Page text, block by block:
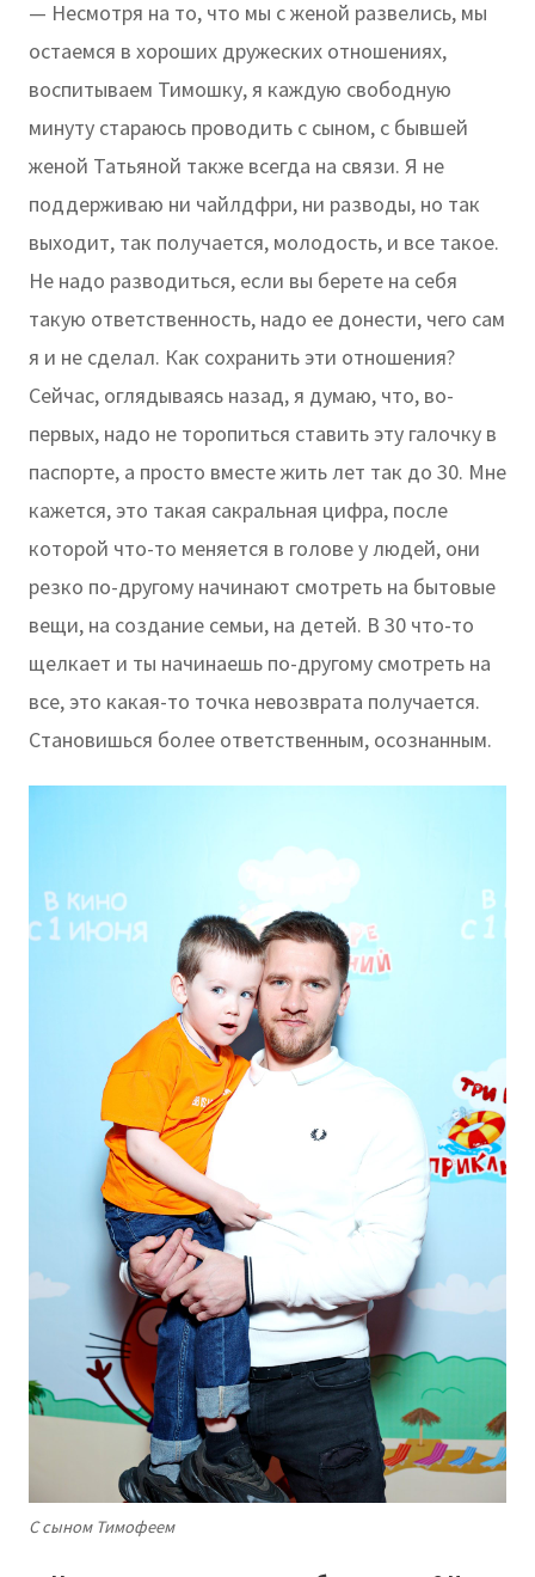
— Несмотря на то, что мы с женой развелись, мы
остаемся в хороших дружеских отношениях,
воспитываем Тимошку, я каждую свободную
минуту стараюсь проводить с сыном, с бывшей
женой Татьяной также всегда на связи. Я не
поддерживаю ни чайлдфри, ни разводы, но так
выходит, так получается, молодость, и все такое.
Не надо разводиться, если вы берете на себя
такую ответственность, надо ее донести, чего сам
я и не сделал. Как сохранить эти отношения?
Сейчас, оглядываясь назад, я думаю, что, во-
первых, надо не торопиться ставить эту галочку в
паспорте, а просто вместе жить лет так до 30. Мне
кажется, это такая сакральная цифра, после
которой что-то меняется в голове у людей, они
резко по-другому начинают смотреть на бытовые
вещи, на создание семьи, на детей. В 30 что-то
щелкает и ты начинаешь по-другому смотреть на
все, это какая-то точка невозврата получается.
Становишься более ответственным, осознанным.
С сыном Тимофеем